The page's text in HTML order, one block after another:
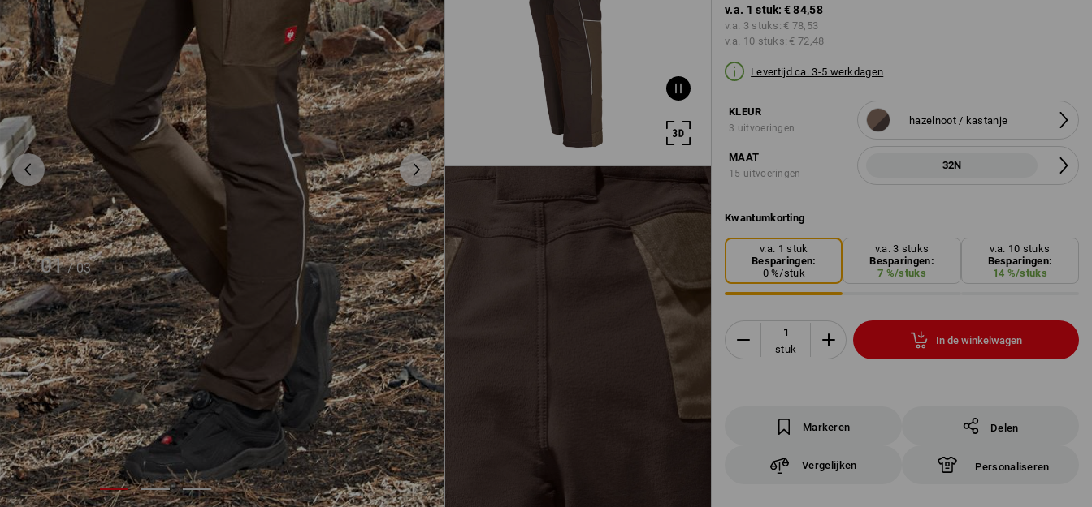
01 / 03
v.a. 1 stuk: € 84,58
v.a. 3 stuks: € 78,53
v.a. 10 stuks: € 72,48
Levertijd ca. 3-5 werkdagen
KLEUR
3 uitvoeringen
hazelnoot / kastanje
MAAT
15 uitvoeringen
32N
Kwantumkorting
v.a. 1 stuk
Besparingen:
0%/stuk
v.a. 3 stuks
Besparingen:
7 %/stuks
v.a. 10 stuks
Besparingen:
14 %/stuks
stuk
In de winkelwagen
Markeren Delen
Vergelijken Personaliseren